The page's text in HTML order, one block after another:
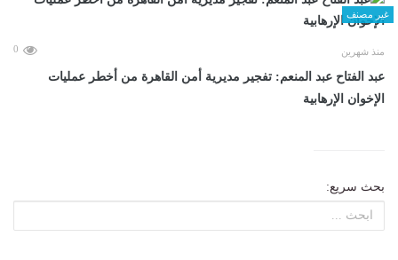
غير مصنف
منذ شهرين 0
عبد الفتاح عبد المنعم: تفجير مديرية أمن القاهرة من أخطر عمليات
الإخوان الإرهابية
بحث سريع: